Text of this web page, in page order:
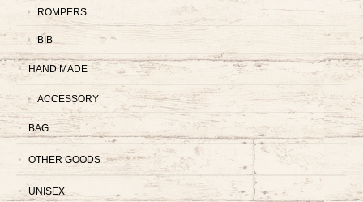
ROMPERS
BIB
HAND MADE
ACCESSORY
BAG
OTHER GOODS
UNISEX